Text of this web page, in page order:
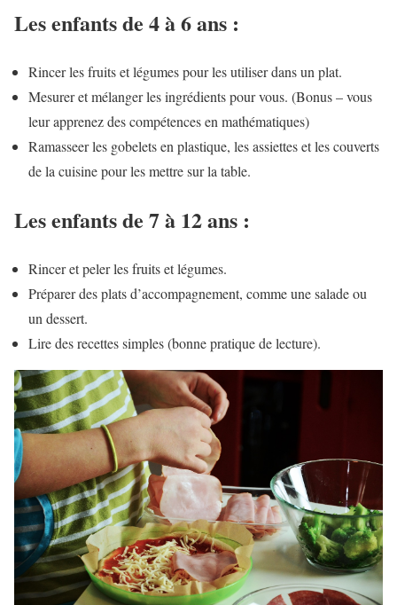
Les enfants de 4 à 6 ans :
Rincer les fruits et légumes pour les utiliser dans un plat.
Mesurer et mélanger les ingrédients pour vous. (Bonus – vous
leur apprenez des compétences en mathématiques)
Ramasseer les gobelets en plastique, les assiettes et les couverts
de la cuisine pour les mettre sur la table.
Les enfants de 7 à 12 ans :
Rincer et peler les fruits et légumes.
Préparer des plats d’accompagnement, comme une salade ou
un dessert.
Lire des recettes simples (bonne pratique de lecture).